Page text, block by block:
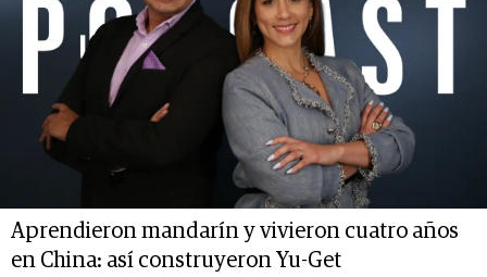
Aprendieron mandarín y vivieron cuatro años
en China: así construyeron Yu-Get